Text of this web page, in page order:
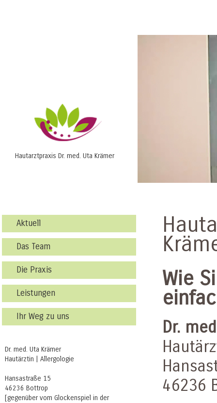
Hautarztpraxis Dr. med. Uta Krämer
Aktuell
Das Team
Die Praxis
Leistungen
Ihr Weg zu uns
Dr. med. Uta Krämer
Hautärztin | Allergologie
Hansastraße 15
46236 Bottrop
[gegenüber vom Glockenspiel in der
Wie
Dr.
46236